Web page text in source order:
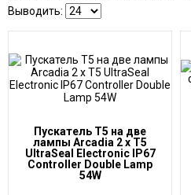
Выводить:
Пускатель Т5 на две
лампы Arcadia 2 x T5
UltraSeal Electronic IP67
Controller Double Lamp
54W